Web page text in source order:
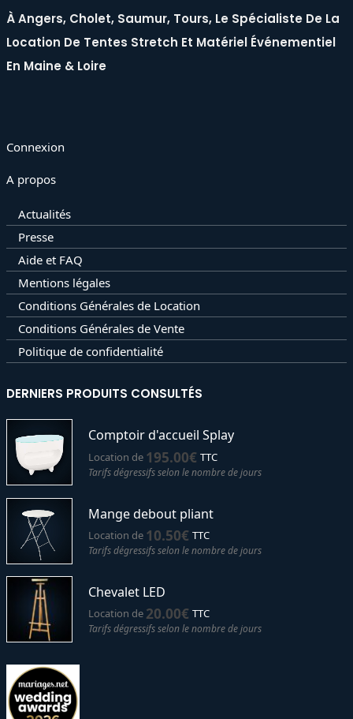
À Angers, Cholet, Saumur, Tours, Le Spécialiste De La
Location De Tentes Stretch Et Matériel Événementiel
En Maine & Loire
Connexion
A propos
Actualités
Presse
Aide et FAQ
Mentions légales
Conditions Générales de Location
Conditions Générales de Vente
Politique de confidentialité
DERNIERS PRODUITS CONSULTÉS
Comptoir d'accueil Splay
Location de 195.00€ TTC
Tarifs dégressifs selon le nombre de jours
Mange debout pliant
Location de 10.50€ TTC
Tarifs dégressifs selon le nombre de jours
Chevalet LED
Location de 20.00€ TTC
Tarifs dégressifs selon le nombre de jours